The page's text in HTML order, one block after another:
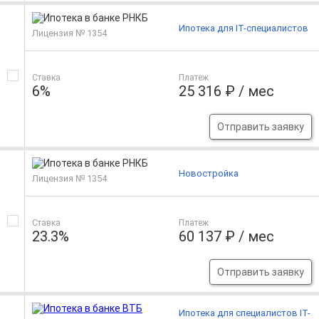
Лицензия № 1354
Ставка
6%
Платеж
25 316 ₽ / мес
Отправить заявку
Ипотека для IT-специалистов
Лицензия № 1354
Ставка
23.3%
Платеж
60 137 ₽ / мес
Отправить заявку
Новостройка
Ипотека для специалистов IT-